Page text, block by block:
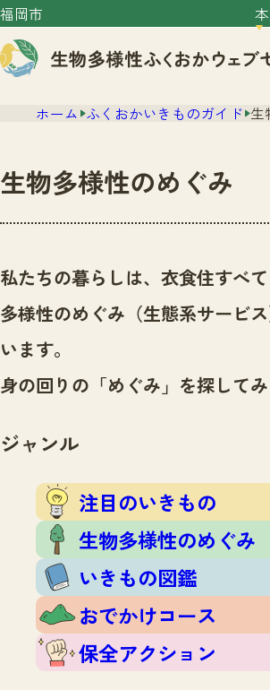
福岡市
センター紹介
センター紹介TOP
サイトポリシー
ニュース
いきものガイド
いきものガイドTOP
生物多様性のめぐみ
おでかけコース
保全アクション
イベント
調査レポート
調査レポートTOP
調査結果
ふくおかいきものマップ
マッチング
マッチングTOP
掲載申し込みフォーム
お問合せ
ホーム ふくおかいきものガイド 生
生物多様性のめぐみ
私たちの暮らしは、衣食住すべ
多様性のめぐみ（生態系サービ
います。
身の回りの「めぐみ」を探してみ
ジャンル
注目のいきもの
生物多様性のめぐみ
いきもの図鑑
おでかけコース
保全アクション